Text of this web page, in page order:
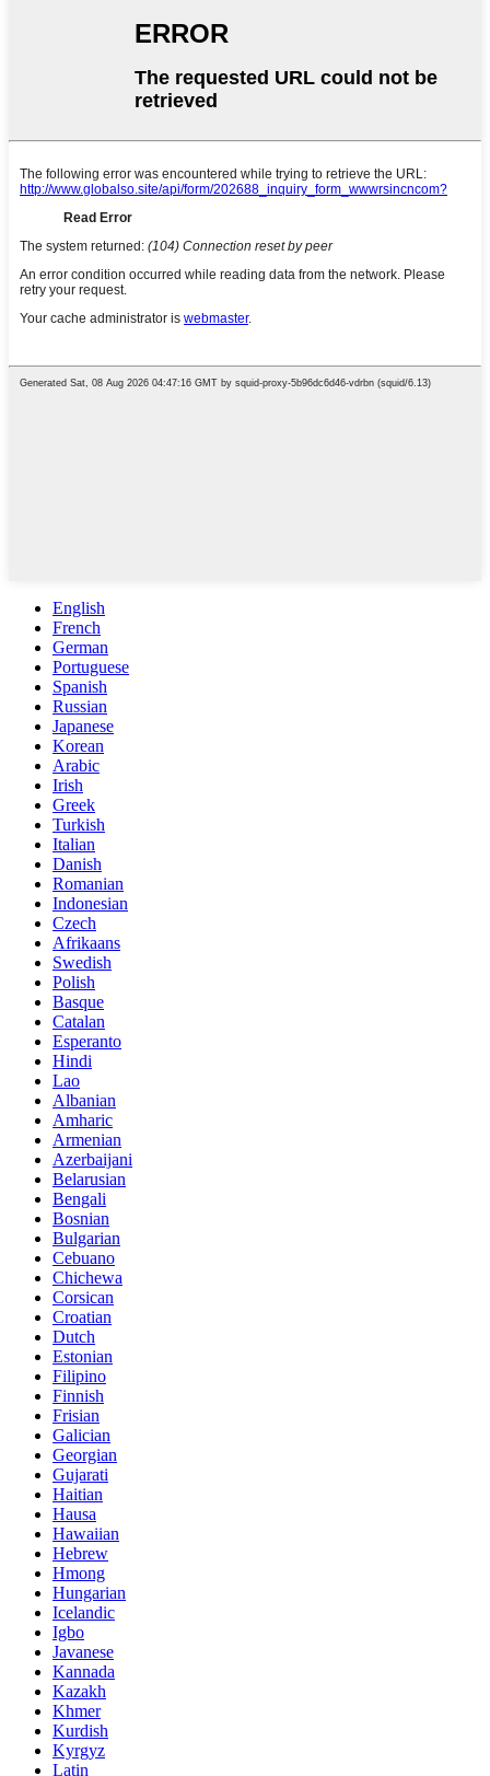
English
French
German
Portuguese
Spanish
Russian
Japanese
Korean
Arabic
Irish
Greek
Turkish
Italian
Danish
Romanian
Indonesian
Czech
Afrikaans
Swedish
Polish
Basque
Catalan
Esperanto
Hindi
Lao
Albanian
Amharic
Armenian
Azerbaijani
Belarusian
Bengali
Bosnian
Bulgarian
Cebuano
Chichewa
Corsican
Croatian
Dutch
Estonian
Filipino
Finnish
Frisian
Galician
Georgian
Gujarati
Haitian
Hausa
Hawaiian
Hebrew
Hmong
Hungarian
Icelandic
Igbo
Javanese
Kannada
Kazakh
Khmer
Kurdish
Kyrgyz
Latin